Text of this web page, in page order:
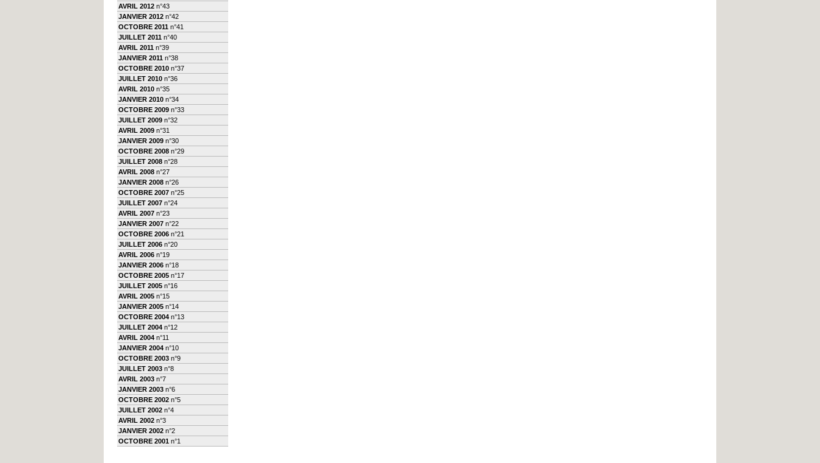
AVRIL 2012 n°43
JANVIER 2012 n°42
OCTOBRE 2011 n°41
JUILLET 2011 n°40
AVRIL 2011 n°39
JANVIER 2011 n°38
OCTOBRE 2010 n°37
JUILLET 2010 n°36
AVRIL 2010 n°35
JANVIER 2010 n°34
OCTOBRE 2009 n°33
JUILLET 2009 n°32
AVRIL 2009 n°31
JANVIER 2009 n°30
OCTOBRE 2008 n°29
JUILLET 2008 n°28
AVRIL 2008 n°27
JANVIER 2008 n°26
OCTOBRE 2007 n°25
JUILLET 2007 n°24
AVRIL 2007 n°23
JANVIER 2007 n°22
OCTOBRE 2006 n°21
JUILLET 2006 n°20
AVRIL 2006 n°19
JANVIER 2006 n°18
OCTOBRE 2005 n°17
JUILLET 2005 n°16
AVRIL 2005 n°15
JANVIER 2005 n°14
OCTOBRE 2004 n°13
JUILLET 2004 n°12
AVRIL 2004 n°11
JANVIER 2004 n°10
OCTOBRE 2003 n°9
JUILLET 2003 n°8
AVRIL 2003 n°7
JANVIER 2003 n°6
OCTOBRE 2002 n°5
JUILLET 2002 n°4
AVRIL 2002 n°3
JANVIER 2002 n°2
OCTOBRE 2001 n°1